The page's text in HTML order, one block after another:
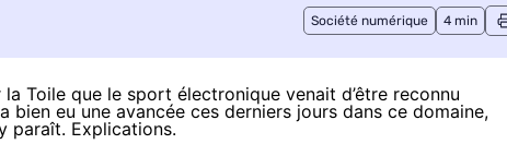
Société numérique 4 min
Toile que le sport électronique venait d’être reconnu
eu une avancée ces derniers jours dans ce domaine,
paraît. Explications.